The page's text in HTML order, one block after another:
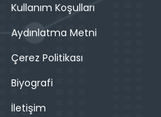
Kullanım Koşulları
Aydınlatma Metni
Çerez Politikası
Biyografi
İletişim